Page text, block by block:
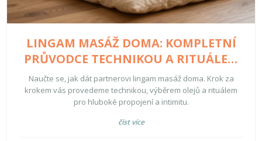
LINGAM MASÁŽ DOMA: KOMPLETNÍ
PRŮVODCE TECHNIKOU A RITUÁLEM
PRO PÁRY
Naučte se, jak dát partnerovi lingam masáž doma. Krok za
krokem vás provedeme technikou, výběrem olejů a rituálem
pro hluboké propojení a intimitu.
číst více